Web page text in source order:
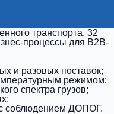
из
транспорта, 32
процессы для B2B-
и разовых поставок;
режимом;
спектра грузов;
соблюдением ДОПОГ.